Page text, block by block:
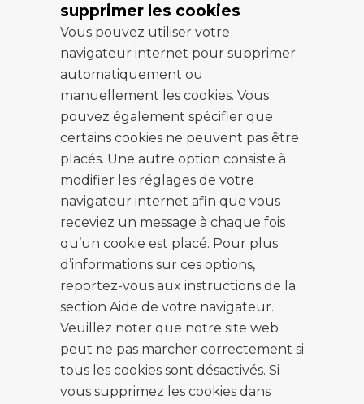
supprimer les cookies
Vous pouvez utiliser votre
navigateur internet pour supprimer
automatiquement ou
manuellement les cookies. Vous
pouvez également spécifier que
certains cookies ne peuvent pas être
placés. Une autre option consiste à
modifier les réglages de votre
navigateur internet afin que vous
receviez un message à chaque fois
qu’un cookie est placé. Pour plus
d’informations sur ces options,
reportez-vous aux instructions de la
section Aide de votre navigateur.
Veuillez noter que notre site web
peut ne pas marcher correctement si
tous les cookies sont désactivés. Si
vous supprimez les cookies dans